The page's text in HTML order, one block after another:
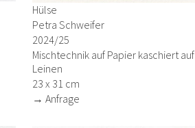
Hülse
Petra Schweifer
2024/25
Mischtechnik auf Papier kaschiert auf
Leinen
23 x 31 cm
→ Anfrage